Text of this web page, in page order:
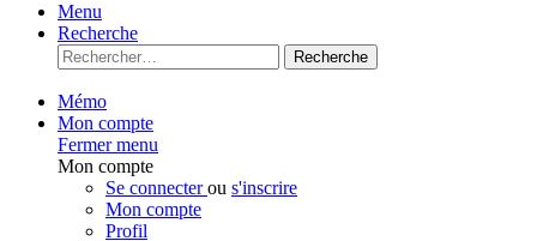
Menu
Recherche
Recherche
Mémo
Mon compte
Fermer menu
Mon compte
Se connecterou s'inscrire
Mon compte
Profil